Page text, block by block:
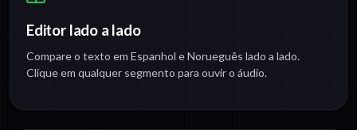
Editor lado a lado
Compare o texto em Espanhol e Norueguês lado a lado.
Clique em qualquer segmento para ouvir o áudio.